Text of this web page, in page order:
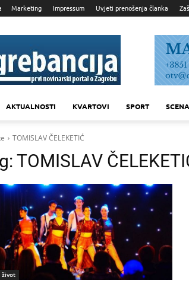
Marketing Impressum Uvjeti prenošenja članka
Zagrebancija
AKTUALNOSTI KVARTOVI SPORT SCENA
TOMISLAV ČELEKETIĆ
TOMISLAV
život